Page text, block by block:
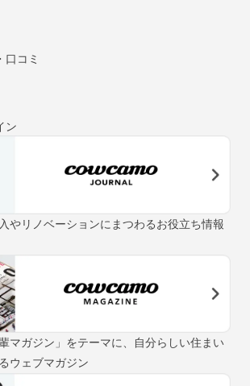
口コミ
ン
やリノベーションにまつわるお役立ち情報
マガジン」をテーマに、自分らしい住まい
ウェブマガジン